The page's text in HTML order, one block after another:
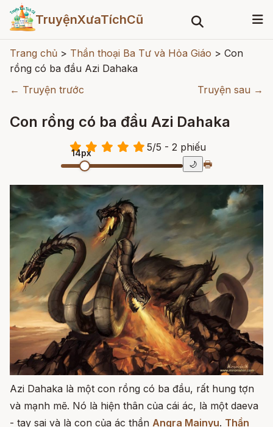
TruyệnXưaTíchCũ
Trang chủ > Thần thoại Ba Tư và Hỏa Giáo > Con
rồng có ba đầu Azi Dahaka
← Truyện trước
Truyện sau →
Con rồng có ba đầu Azi Dahaka
5/5 - 2phiếu
14px
🌙 🖶
Azi Dahaka là một con rồng có ba đầu, rất hung tợn
và mạnh mẽ. Nó là hiện thân của cái ác, là một daeva
- tay sai và là con của ác thần Angra Mainyu. Thần